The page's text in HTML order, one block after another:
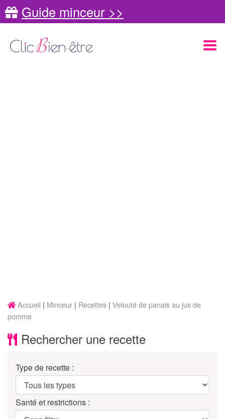
Guide minceur >>
Accueil Minceur Recettes Velouté de panais au jus de
pomme
Rechercher une recette
Type de recette :
Santé et restrictions :